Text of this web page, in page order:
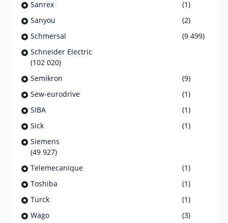
Sanrex
(1)
Sanyou
(2)
Schmersal
(9 499)
Schneider Electric
(102 020)
Semikron
(9)
Sew-eurodrive
(1)
SIBA
(1)
Sick
(1)
Siemens
(49 927)
Telemecanique
(1)
Toshiba
(1)
Turck
(1)
Wago
(3)